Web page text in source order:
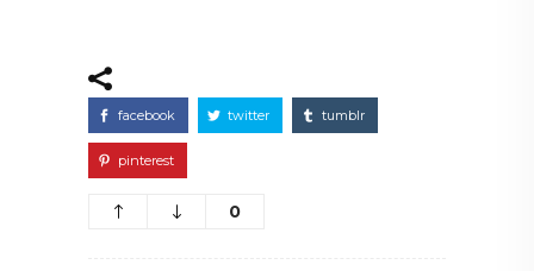
facebook twitter tumblr
pinterest
0